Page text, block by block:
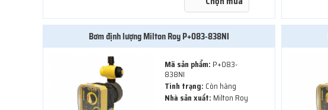
Bơm định lượng Milton Roy P+083-838NI
Mã sản phẩm: P+083-
838NI
Tình trạng: Còn hàng
Nhà sản xuất: Milton Roy